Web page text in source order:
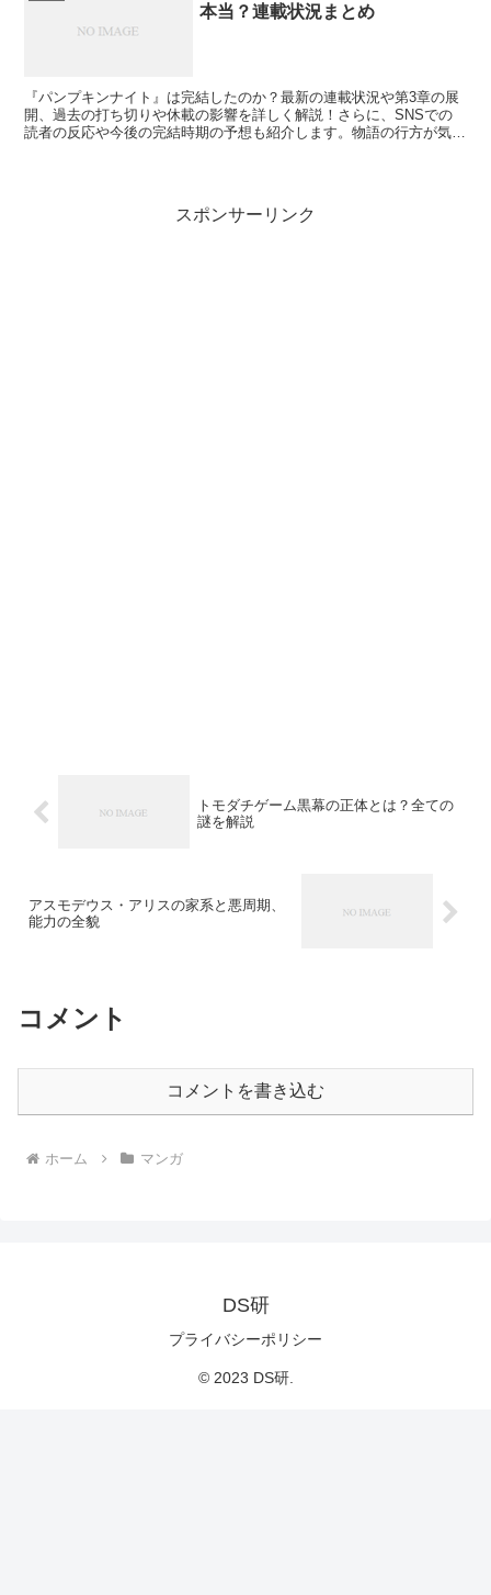
本当？連載状況まとめ
『パンプキンナイト』は完結したのか？最新の連載状況や第3章の展
開、過去の打ち切りや休載の影響を詳しく解説！さらに、SNSでの
読者の反応や今後の完結時期の予想も紹介します。物語の行方が気に
スポンサーリンク
トモダチゲーム黒幕の正体とは？全ての
謎を解説
アスモデウス・アリスの家系と悪周期、
能力の全貌
コメント
コメントを書き込む
ホーム マンガ
DS研
プライバシーポリシー
© 2023 DS研.